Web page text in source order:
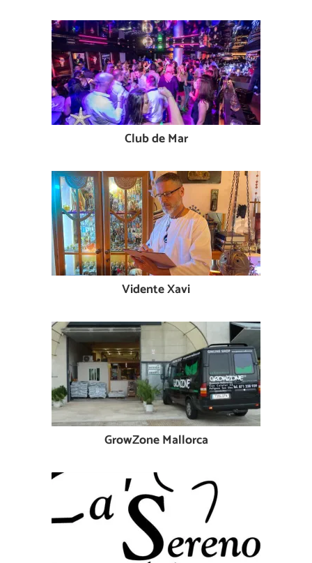
Club de Mar
Vidente Xavi
GrowZone Mallorca